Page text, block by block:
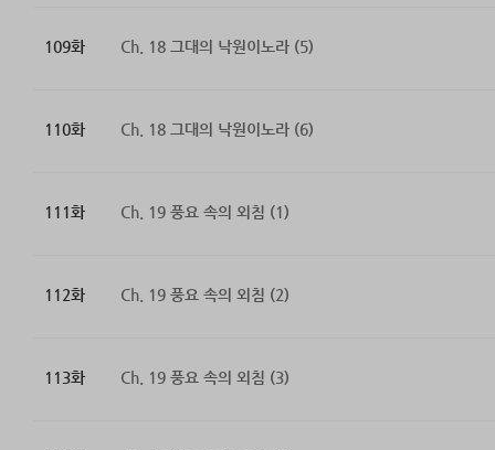
109화 Ch. 18 그대의 낙원이노라 (5)
110화 Ch. 18 그대의 낙원이노라 (6)
111화 Ch. 19 풍요 속의 외침 (1)
112화 Ch. 19 풍요 속의 외침 (2)
113화 Ch. 19 풍요 속의 외침 (3)